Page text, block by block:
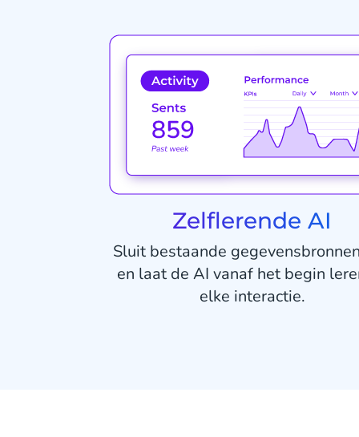
Zelflerende AI
Sluit bestaande
en laat de AI vanaf het begin
elke interactie.